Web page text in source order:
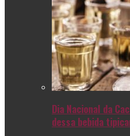
Dia Nacional da
dessa bebida